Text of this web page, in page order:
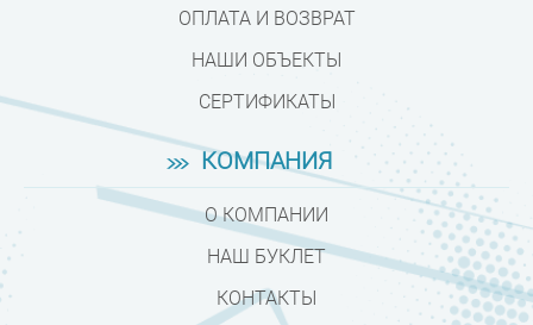
ОПЛАТА И ВОЗВРАТ
НАШИ ОБЪЕКТЫ
СЕРТИФИКАТЫ
КОМПАНИЯ
О КОМПАНИИ
НАШ БУКЛЕТ
КОНТАКТЫ